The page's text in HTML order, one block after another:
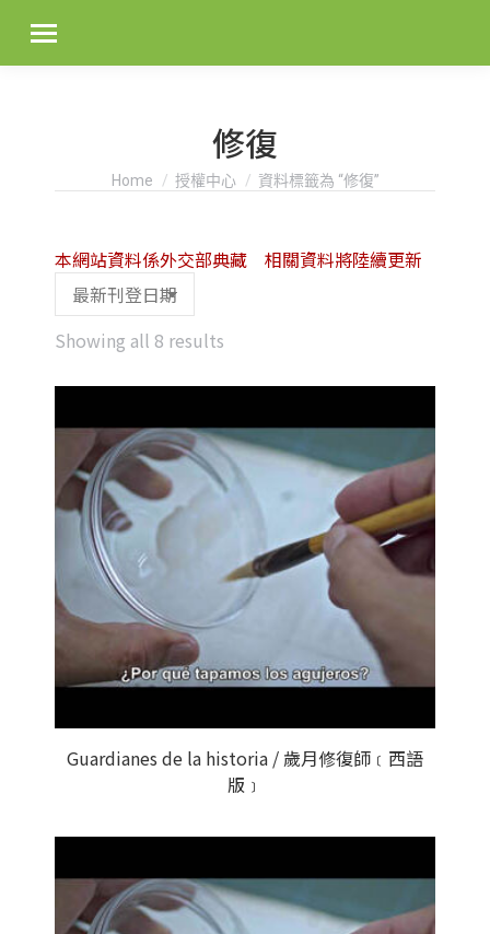
修復
You are here:
Home 授權中心 資料標籤為 “修復”
Showing all 8 results
latest
本網站資料係外交部典藏 相關資料將陸續更新
Guardianes de la historia / 歲月修復師﹝西語
版﹞